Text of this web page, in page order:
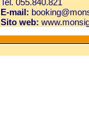
Tel. 055.840.821
E-mail:
Sito web: